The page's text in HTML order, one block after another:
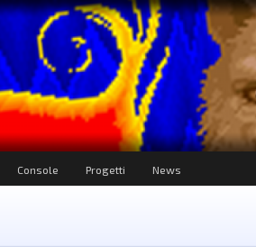
Console Progetti News